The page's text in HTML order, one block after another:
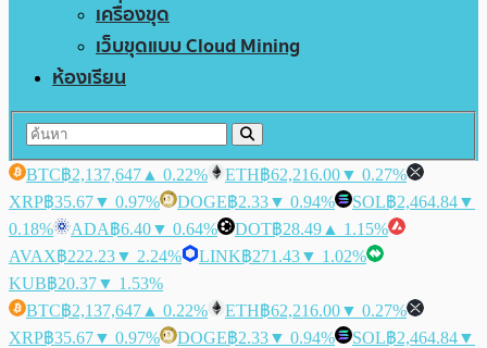
เครื่องขุด
เว็บขุดแบบ Cloud Mining
ห้องเรียน
BTC฿2,137,647 ▲ 0.22% ETH฿62,216.00▼ 0.27%
XRP฿35.67▼ 0.97% DOGE฿2.33▼ 0.94% SOL฿2,464.84▼
0.18%
ADA฿6.40▼ 0.64% DOT฿28.49 ▲ 1.15%
AVAX฿222.23▼ 2.24% LINK฿271.43▼ 1.02%
KUB฿20.37▼ 1.53%
BTC฿2,137,647 ▲ 0.22% ETH฿62,216.00▼ 0.27%
XRP฿35.67▼ 0.97% DOGE฿2.33▼ 0.94% SOL฿2,464.84▼